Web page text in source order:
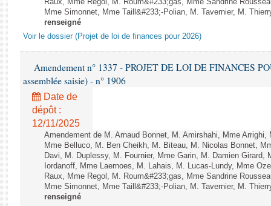
Raux, Mme Regol, M. Roum&#233;gas, Mme Sandrine
Mme Simonnet, Mme Taill&#233;-Polian, M. Tavernier, M.
renseigné
Voir le dossier (Projet de loi de finances pour 2026)
Amendement n° 1337 - PROJET DE LOI DE FINANCES
assemblée saisie) - n° 1906
Date de
dépôt :
12/11/2025
Amendement de M. Arnaud Bonnet, M. Amirshahi, Mme
Mme Belluco, M. Ben Cheikh, M. Biteau, M. Nicolas Bonnet,
Davi, M. Duplessy, M. Fournier, Mme Garin, M. Damien Girard,
Iordanoff, Mme Laernoes, M. Lahais, M. Lucas-Lundy, Mme
Raux, Mme Regol, M. Roum&#233;gas, Mme Sandrine
Mme Simonnet, Mme Taill&#233;-Polian, M. Tavernier, M.
renseigné